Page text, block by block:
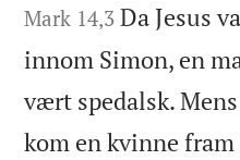
Mark 14,3 Da Jesus
innom Simon, en
vært spedalsk.
kom en kvinne fram